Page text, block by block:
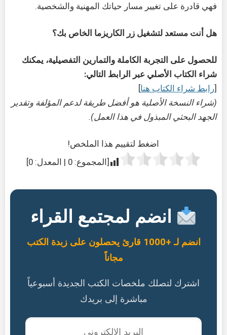
فهي قادرة على تغيير مسار حياتك المهنية والشخصية.
هل أنت مستعد لتشغيل زر الكاريزما الخاص بك؟
للحصول على التجربة الكاملة والتمارين التفصيلية، يمكنك
شراء الكتاب الأصلي عبر الرابط التالي:
[رابط شراء الكتاب هنا]
(شراء النسخة الأصلية هو أفضل طريقة لدعم المؤلفة وتقدير
الجهد البحثي المبذول في هذا العمل).
اضغط لتقييم هذا الملخص!
[المجموع: 0 | المعدل: 0
]
انضم لمجتمع القراء
انضم لـ +1000 قارئ يحصلون على زبدة الكتب
مجاناً
اشترك لتصلك ملخصات الكتب الجديدة أسبوعياً
مباشرة إلى بريدك